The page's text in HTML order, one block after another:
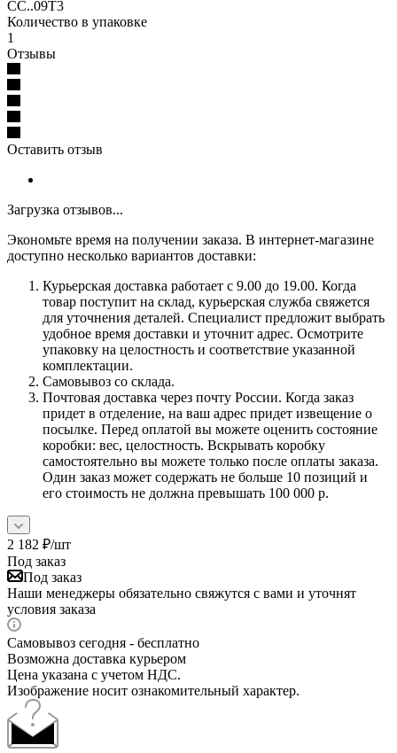
CC..09T3
Количество в упаковке
1
Отзывы
Оставить отзыв
Загрузка отзывов...
Экономьте время на получении заказа. В интернет-магазине
доступно несколько вариантов доставки:
Курьерская доставка работает с 9.00 до 19.00. Когда
товар поступит на склад, курьерская служба свяжется
для уточнения деталей. Специалист предложит выбрать
удобное время доставки и уточнит адрес. Осмотрите
упаковку на целостность и соответствие указанной
комплектации.
Самовывоз со склада.
Почтовая доставка через почту России. Когда заказ
придет в отделение, на ваш адрес придет извещение о
посылке. Перед оплатой вы можете оценить состояние
коробки: вес, целостность. Вскрывать коробку
самостоятельно вы можете только после оплаты заказа.
Один заказ может содержать не больше 10 позиций и
его стоимость не должна превышать 100 000 р.
2 182 ₽/шт
Под заказ
Под заказ
Наши менеджеры обязательно свяжутся с вами и уточнят
условия заказа
Самовывоз сегодня - бесплатно
Возможна доставка курьером
Цена указана с учетом НДС.
Изображение носит ознакомительный характер.